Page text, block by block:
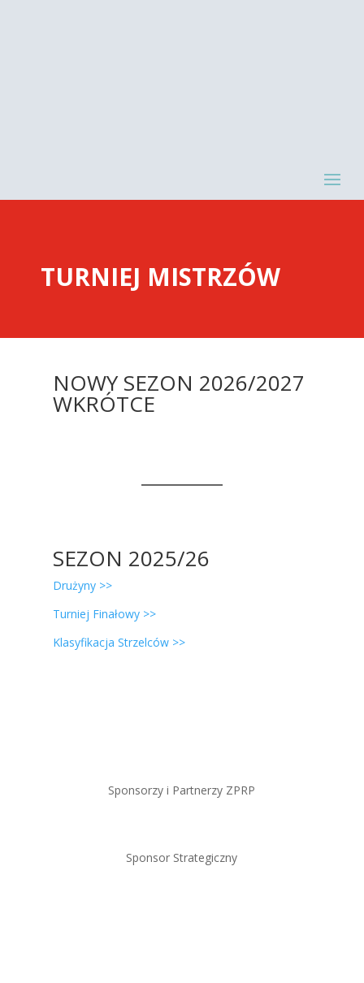
TURNIEJ MISTRZÓW
NOWY SEZON 2026/2027
WKRÓTCE
SEZON 2025/26
Drużyny >>
Turniej Finałowy >>
Klasyfikacja Strzelców >>
Sponsorzy i Partnerzy ZPRP
Sponsor Strategiczny